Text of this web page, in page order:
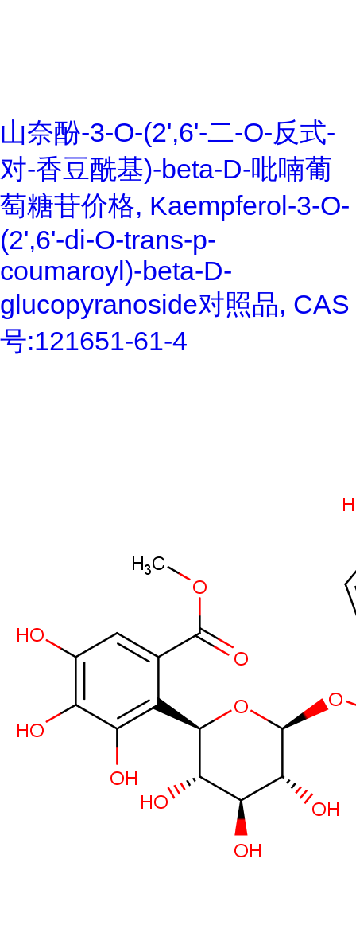
山奈酚-3-O-(2',6'-二-O-反式-
对-香豆酰基)-beta-D-吡喃葡
萄糖苷价格, Kaempferol-3-O-
(2',6'-di-O-trans-p-
coumaroyl)-beta-D-
glucopyranoside对照品, CAS
号:121651-61-4